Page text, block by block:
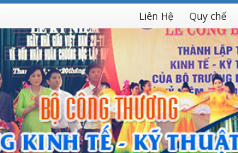
Liên Hệ Quy chế